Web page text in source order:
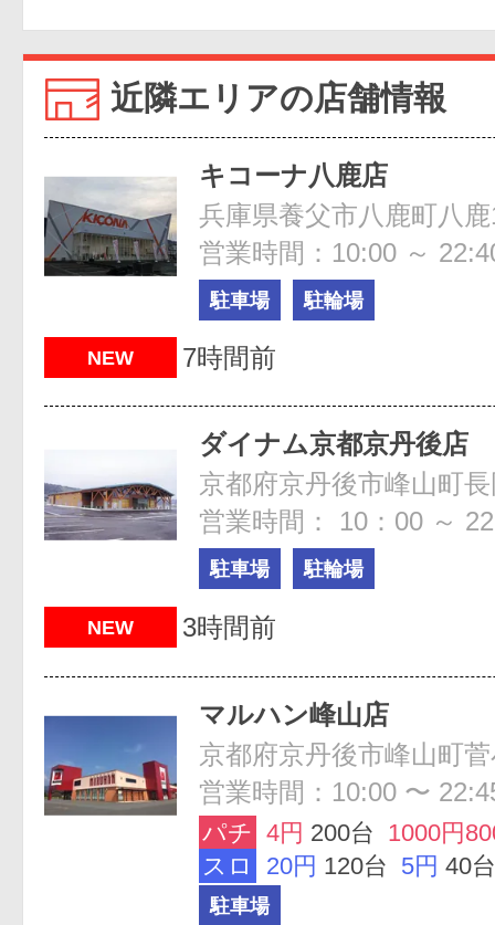
近隣エリアの店舗情報
キコーナ八鹿店
兵庫県養父市八鹿町八
営業時間：10:00 ～
駐車場 駐輪場
NEW 7時間前
ダイナム京都京丹後店
営業時間： 10：00 ～
駐車場 駐輪場
NEW 3時間前
マルハン峰山店
営業時間：10:00 〜
パチ 4円 200台 1000円
スロ
20円 120台 5円 40台
駐車場